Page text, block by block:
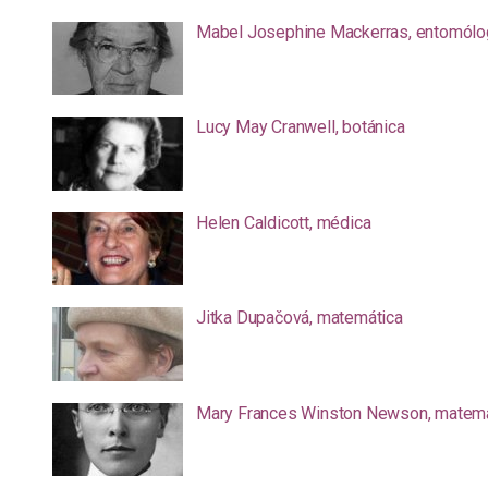
Mabel Josephine Mackerras,
Lucy May Cranwell, botánica
Helen Caldicott, médica
Jitka Dupačová, matemática
Mary Frances Winston Newson,